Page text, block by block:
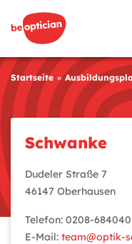
Startseite
Schwanke
Dudeler Straße 7
46147 Oberhausen
Telefon: 0208-684040
E-Mail: team@optik-